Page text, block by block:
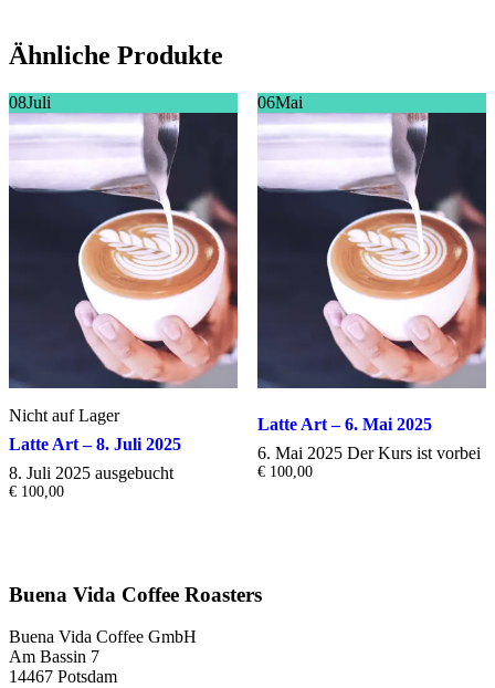
Ähnliche Produkte
08Juli
Nicht auf Lager
Latte Art – 8. Juli 2025
8. Juli 2025 ausgebucht
€ 100,00
06Mai
Latte Art – 6. Mai 2025
6. Mai 2025 Der Kurs ist vorbei
€100,00
Buena Vida Coffee Roasters
Buena Vida Coffee GmbH
Am Bassin 7
14467 Potsdam